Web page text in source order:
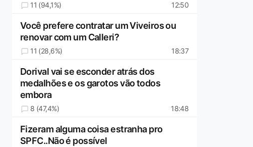
11 (94,1%) 12:50
Você prefere contratar um Viveiros ou
renovar com um Calleri?
11 (28,6%) 18:37
Dorival vai se esconder atrás dos
medalhões e os garotos vão todos
embora
8 (47,4%) 18:48
Fizeram alguma coisa estranha pro
SPFC..Não é possível